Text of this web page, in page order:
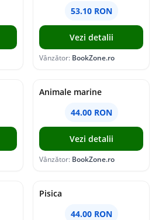
53.10 RON
Vezi detalii
Vânzător: BookZone.ro
Animale marine
44.00 RON
Vezi detalii
Vânzător: BookZone.ro
Pisica
44.00 RON